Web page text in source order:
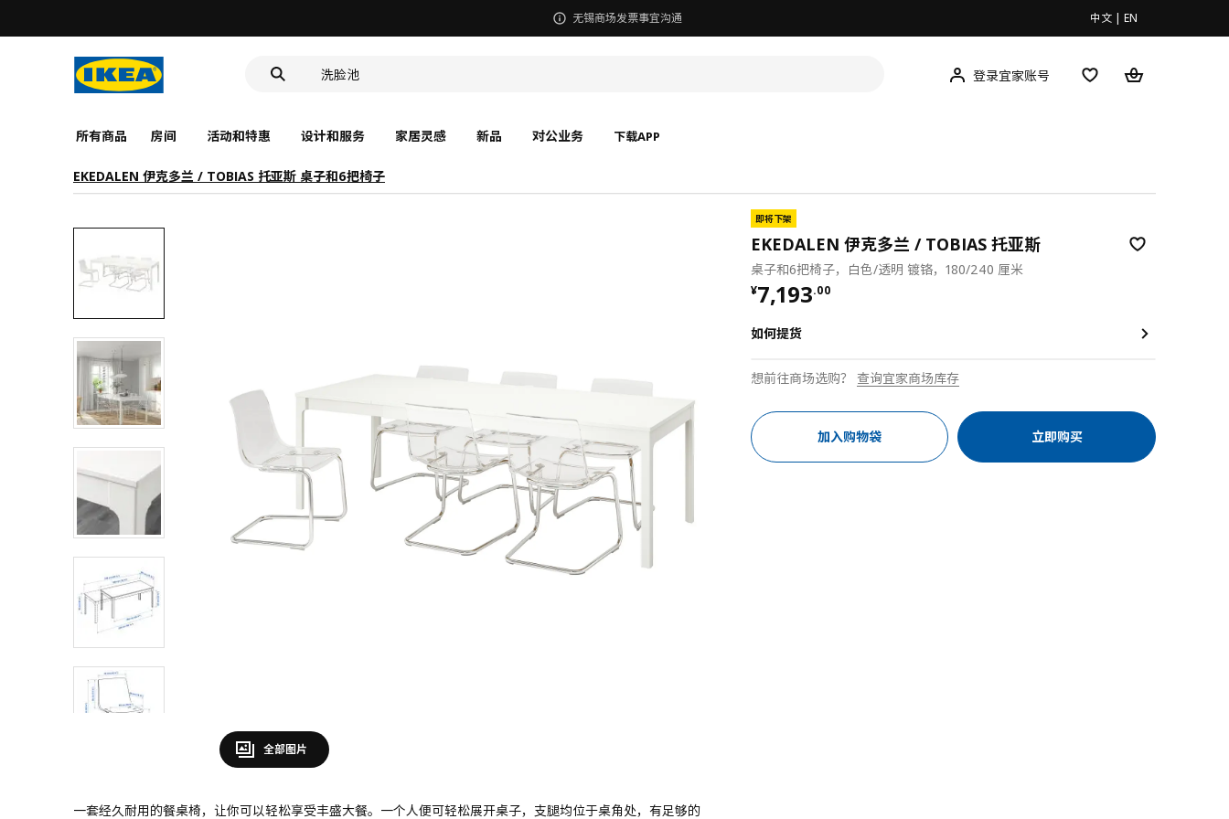
无锡商场发票事宜沟通 中文 | EN
LED感应夜灯
登录宜家账号
所有商品 房间 活动和特惠 设计和服务 家居灵感 新品 对公业务 下载APP
EKEDALEN 伊克多兰 / TOBIAS 托亚斯 桌子和6把椅子
全部图片
一套经久耐用的餐桌椅，让你可以轻松享受丰盛大餐。一个人便可轻松展开桌子，支腿均位于桌角处，有足够的
即将下架
EKEDALEN 伊克多兰 / TOBIAS 托亚斯
桌子和6把椅子，白色/透明 镀铬，180/240 厘米
¥7,193.00
¥ 7193.00
如何提货
想前往商场选购？ 查询宜家商场库存
加入购物袋 立即购买